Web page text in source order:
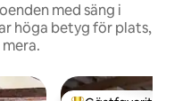
med säng i
höga betyg för plats,